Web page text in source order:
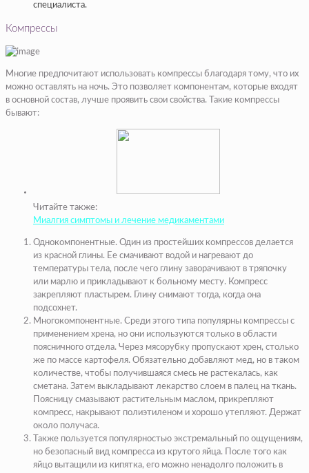
специалиста.
Компрессы
Многие предпочитают использовать компрессы благодаря тому, что их
можно оставлять на ночь. Это позволяет компонентам, которые входят
в основной состав, лучше проявить свои свойства. Такие компрессы
бывают:
Читайте также:
Миалгия симптомы и лечение медикаментами
Однокомпонентные. Один из простейших компрессов делается
из красной глины. Ее смачивают водой и нагревают до
температуры тела, после чего глину заворачивают в тряпочку
или марлю и прикладывают к больному месту. Компресс
закрепляют пластырем. Глину снимают тогда, когда она
подсохнет.
Многокомпонентные. Среди этого типа популярны компрессы с
применением хрена, но они используются только в области
поясничного отдела. Через мясорубку пропускают хрен, столько
же по массе картофеля. Обязательно добавляют мед, но в таком
количестве, чтобы получившаяся смесь не растекалась, как
сметана. Затем выкладывают лекарство слоем в палец на ткань.
Поясницу смазывают растительным маслом, прикрепляют
компресс, накрывают полиэтиленом и хорошо утепляют. Держат
около получаса.
Также пользуется популярностью экстремальный по ощущениям,
но безопасный вид компресса из крутого яйца. После того как
яйцо вытащили из кипятка, его можно ненадолго положить в